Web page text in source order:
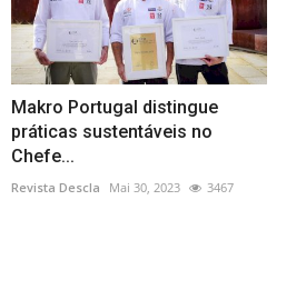
Makro Portugal distingue
práticas sustentáveis no
Chefe...
Revista Descla Mai 30, 2023 3467